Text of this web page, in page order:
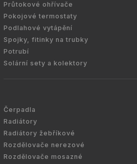
Průtokové ohřívače
Pokojové termostaty
Podlahové vytápění
Spojky, fitinky na trubky
Potrubí
Solární sety a kolektory
Čerpadla
Radiátory
Radiátory žebříkové
Rozdělovače nerezové
Rozdělovače mosazné